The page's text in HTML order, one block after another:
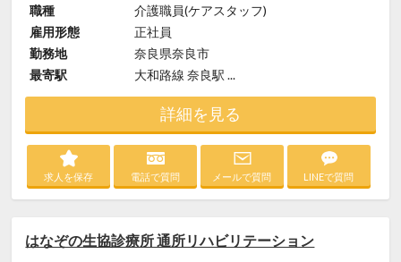
職種
介護職員(ケアスタッフ)
雇用形態
正社員
勤務地
奈良県奈良市
最寄駅
大和路線 奈良駅 ...
詳細を見る
求人を保存 電話で質問 メールで質問 LINEで質問
はなぞの生協診療所 通所リハビリテーション